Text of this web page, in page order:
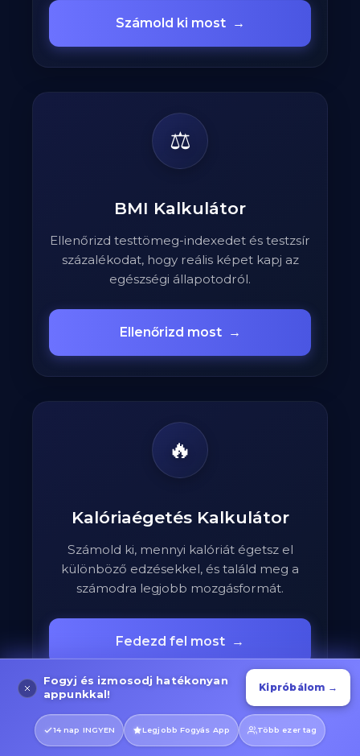
Számold ki most →
⚖️
BMI Kalkulátor
Ellenőrizd testtömeg-indexedet és testzsír
százalékodat, hogy reális képet kapj az
egészségi állapotodról.
Ellenőrizd most →
🔥
Kalóriaégetés Kalkulátor
Számold ki, mennyi kalóriát égetsz el
különböző edzésekkel, és találd meg a
számodra legjobb mozgásformát.
Fedezd fel most →
Fogyj és izmosodj hatékonyan
appunkkal!
Kipróbálom →
14 nap INGYEN Legjobb Fogyás App Több ezer tag